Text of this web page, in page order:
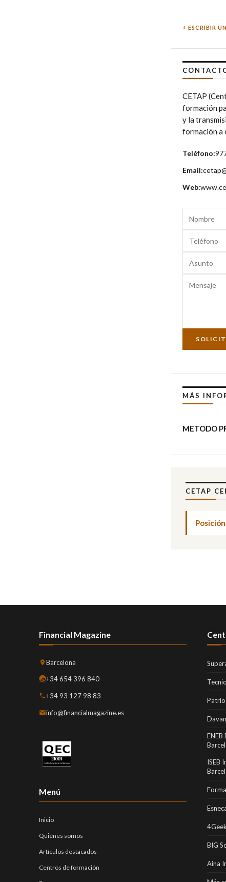
ESCRIBIR
CETAP
formación
y la
formación a
Teléfono:
Email:
Web:
MÁS
METODO
CETAP
Financial Magazine
Barcelona
+34 654 396 840
+34 93 127 98 83
info@financialmagazine.es
Menú
Inicio
Quiénes somos
Artículos destacados
Centros de formación
ENEB
ISEB
BIG
Aina